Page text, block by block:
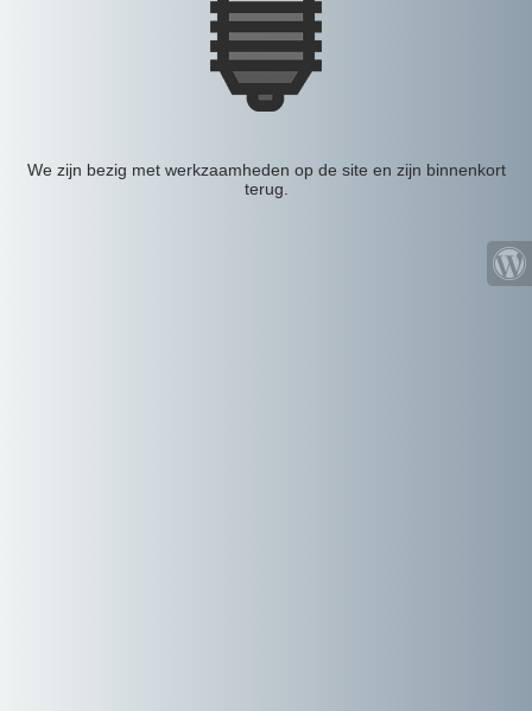
We zijn bezig met werkzaamheden op de site en zijn binnenkort
terug.